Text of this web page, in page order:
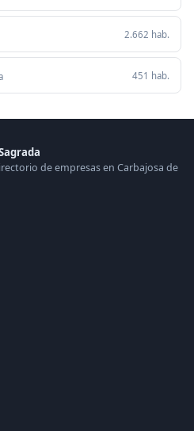
2.662 hab.
451 hab.
de empresas en Carbajosa de